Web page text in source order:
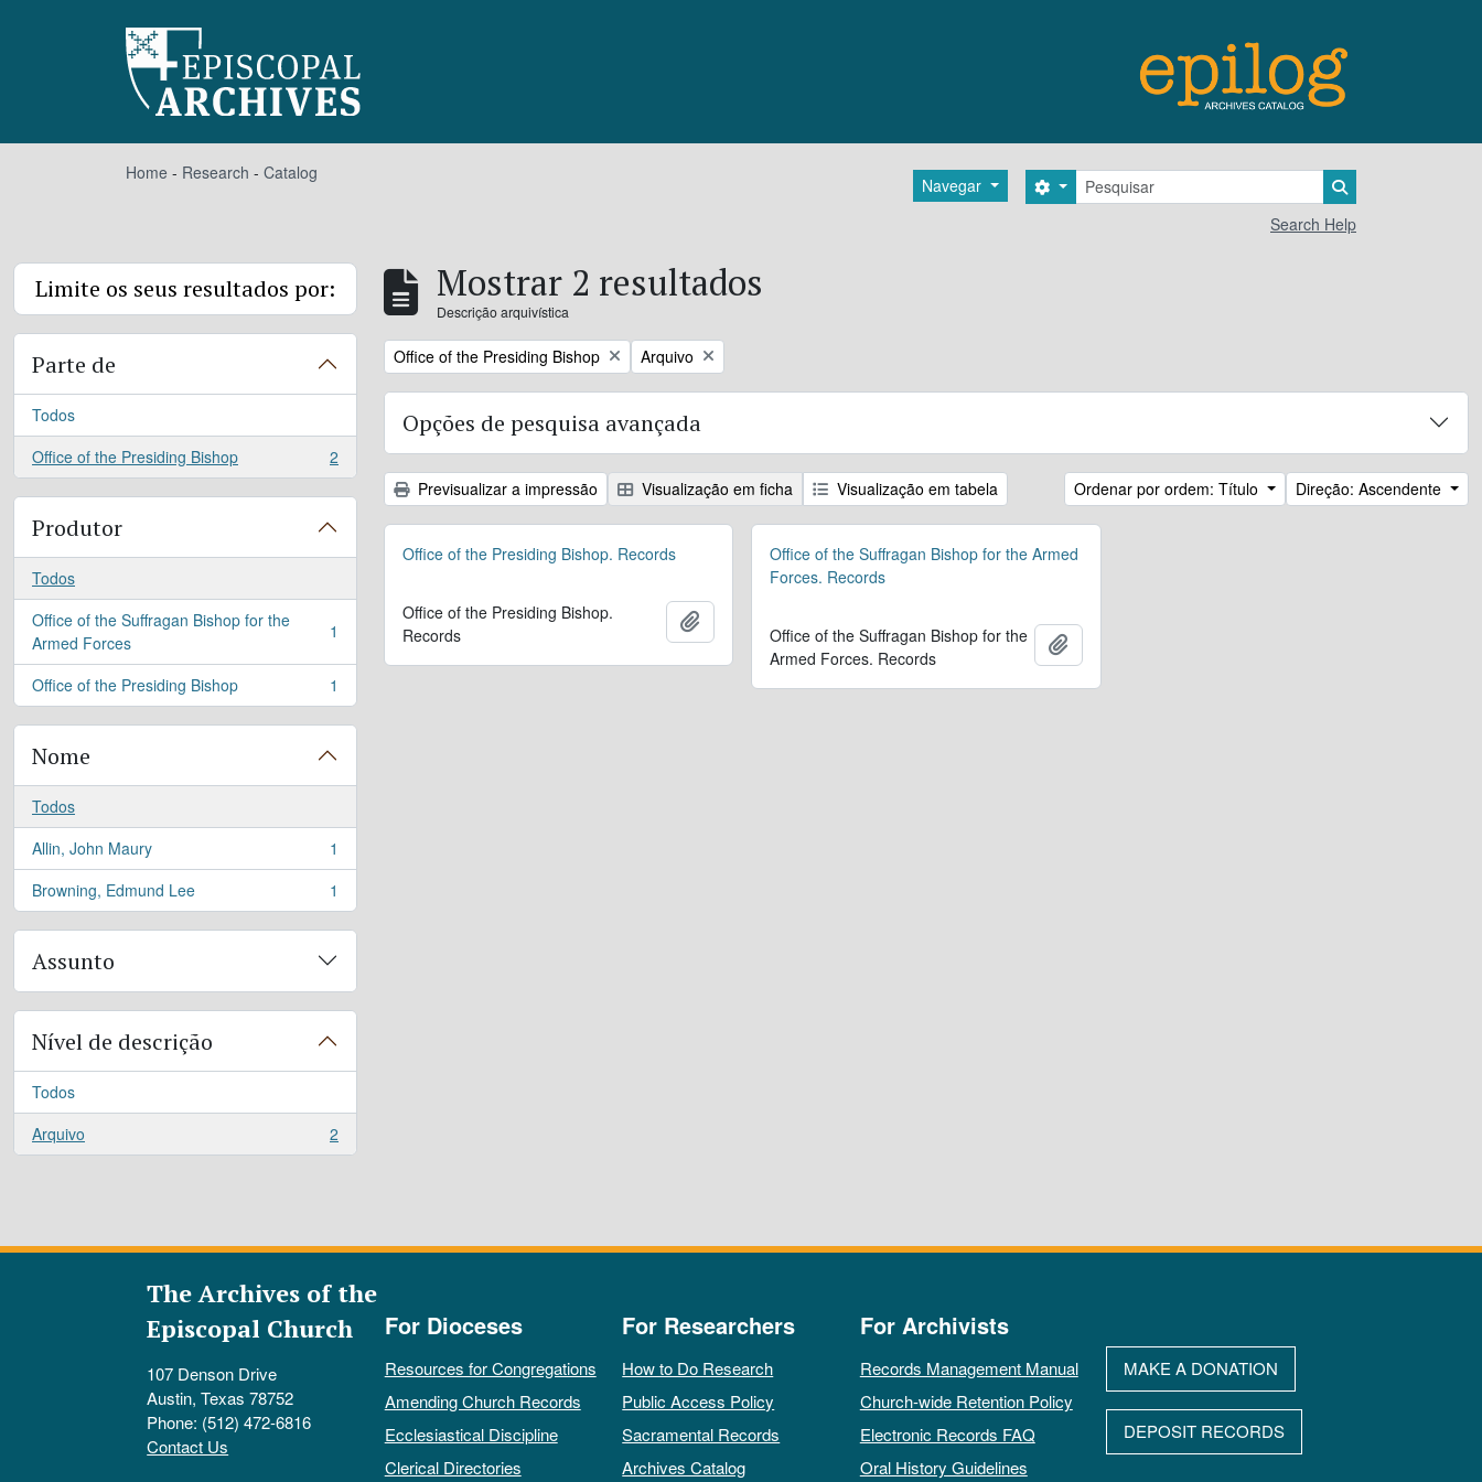
Home - Research - Catalog
Navegar Pesquisar
Search options
Search Help
Limite os seus resultados por:
Parte de
Todos
Office of the Presiding Bishop
, 2 resultados 2
Produtor
Todos
Office of the Suffragan Bishop for the
Armed Forces
, 1 resultados 1
Office of the Presiding Bishop
, 1 resultados 1
Nome
Todos
Allin, John Maury
, 1 resultados
1
Browning, Edmund Lee
, 1 resultados 1
Assunto
Nível de descrição
Todos
Arquivo
, 2 resultados 2
Mostrar 2 resultados
Descrição arquivística
Remove filter:
Office of the Presiding Bishop Remove filter:
Arquivo
Opções de pesquisa avançada
Previsualizar a impressão Visualização em ficha Visualização em tabela Ordenar por ordem: Título Direção: Ascendente
Office of the Presiding Bishop. Records
Office of the Presiding Bishop.
Records
Office of the Suffragan Bishop for the Armed
Forces. Records
Office of the Suffragan Bishop for the
Armed Forces. Records
Adicionar à área de transferência
The Archives of the
Episcopal Church
107 Denson Drive
Austin, Texas 78752
Phone: (512) 472-6816
Contact Us
For Dioceses
Resources for Congregations
Amending Church Records
Ecclesiastical Discipline
Clerical Directories
For Researchers
How to Do Research
Public Access Policy
Sacramental Records
Archives Catalog
For Archivists
Records Management Manual
Church-wide Retention Policy
Electronic Records FAQ
Oral History Guidelines
MAKE A DONATION
DEPOSIT RECORDS